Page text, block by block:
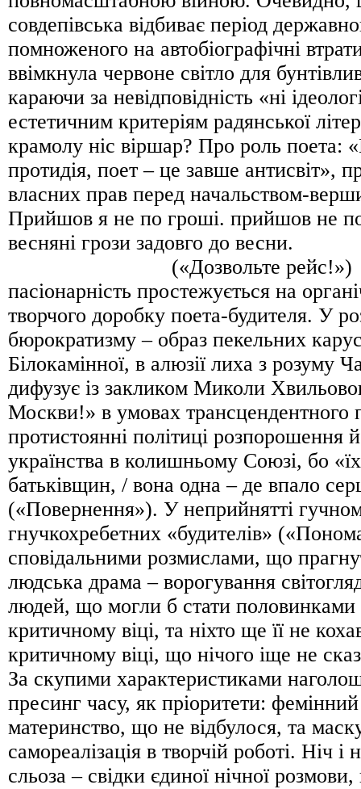
совдепівська відбиває період
помноженого на автобіографічні
ввімкнула червоне світло для
караючи за невідповідність «ні
естетичним критеріям радянської
крамолу ніс віршар? Про роль поета:
протидія, поет – це завше антисвіт»,
власних прав перед начальством-
Прийшов я не по гроші. прийшов не
весняні грози задовго до весни.
(«Дозвольте рейс!»)
пасіонарність простежується на
творчого доробку поета-будителя. У
бюрократизму – образ пекельних
Білокамінної, в алюзії лиха з розуму
дифузує із закликом Миколи
Москви!» в умовах трансцендентного
протистоянні політиці розпорошення
українства в колишньому Союзі, бо
батьківщин, / вона одна – де впало
(«Повернення»). У неприйнятті
гнучкохребетних «будителів»
сповідальними розмислами, що
людська драма – ворогування
людей, що могли б стати половинками
критичному віці, та ніхто ще її не
критичному віці, що нічого іще не
За скупими характеристиками
пресинг часу, як пріоритети:
материнство, що не відбулося, та
самореалізація в творчій роботі. Ніч
сльоза – свідки єдиної нічної